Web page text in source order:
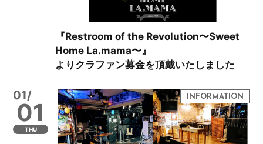
『Restroom of the Revolution〜Sweet
Home La.mama〜』
よりクラファン募金を頂戴いたしました
01/
01
THU